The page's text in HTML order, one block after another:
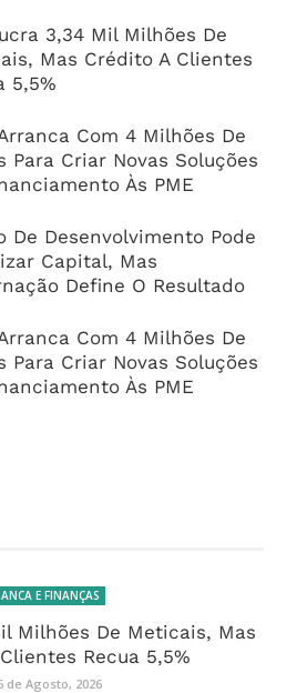
3,34 Mil Milhões De
Mas Crédito A Clientes
5,5%
Com 4 Milhões De
Para Criar Novas Soluções
Às PME
De Desenvolvimento Pode
Capital, Mas
Define O Resultado
Com 4 Milhões De
Para Criar Novas Soluções
Às PME
E FINANÇAS
Milhões De Meticais, Mas
Recua 5,5%
de Agosto, 2026